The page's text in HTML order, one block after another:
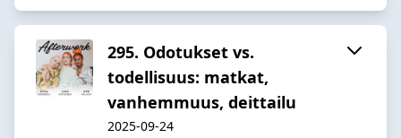
295. Odotukset vs.
todellisuus: matkat,
vanhemmuus, deittailu
2025-09-24